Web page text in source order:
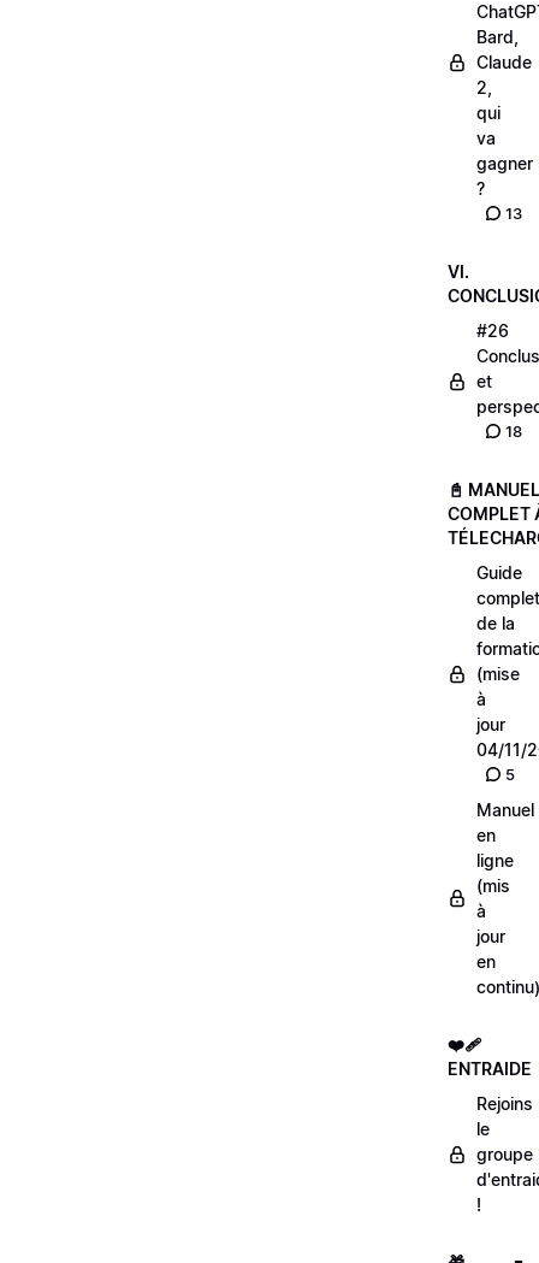
Bard,
Claude
2,
qui
va
gagner
?
13
VI.
#26
et
18
📓 MANUEL
COMPLET
Guide
complet
de la
(mise
à
jour
04/11/
5
Manuel
en
ligne
(mis
à
jour
en
continu)
❤️‍🩹
ENTRAIDE
Rejoins
le
groupe
!